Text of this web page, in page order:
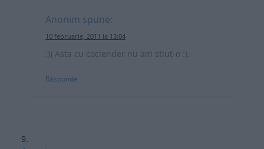
Anonim spune:
10 februarie, 2011 la 13:04
:)) Asta cu coclender nu am stiut-o :).
Răspunde